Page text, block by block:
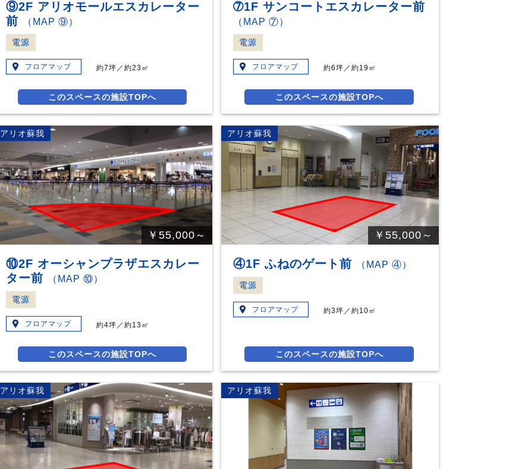
⑨2F アリオモールエスカレーター
前
（MAP ⑨）
電源
フロアマップ 約7坪／約23㎡
このスペースの施設TOPへ
➆1F サンコートエスカレーター前
（MAP ⑦）
電源
フロアマップ 約6坪／約19㎡
このスペースの施設TOPへ
アリオ蘇我
￥55,000～
⑩2F オーシャンプラザエスカレー
ター前
（MAP ⑩）
電源
フロアマップ 約4坪／約13㎡
このスペースの施設TOPへ
アリオ蘇我
￥55,000～
④1F ふねのゲート前 （MAP ④）
電源
フロアマップ 約3坪／約10㎡
このスペースの施設TOPへ
アリオ蘇我 アリオ蘇我